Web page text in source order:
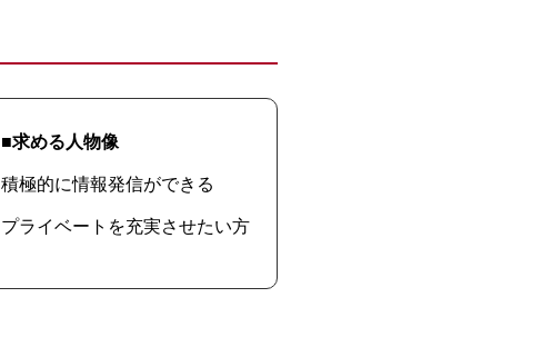
■求める人物像
積極的に情報発信ができる
プライベートを充実させたい方